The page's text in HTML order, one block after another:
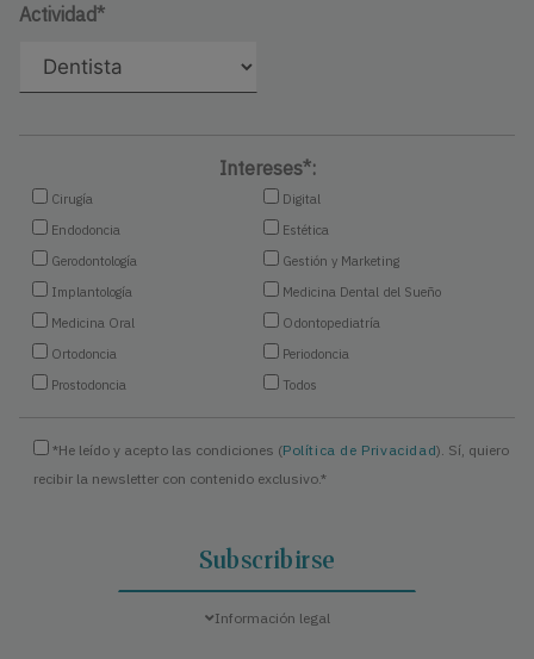
Actividad*
Intereses*:
Cirugía
Digital
Endodoncia
Estética
Gerodontología
Gestión y Marketing
Implantología
Medicina Dental del Sueño
Medicina Oral
Odontopediatría
Ortodoncia
Periodoncia
Prostodoncia
Todos
*He leído y acepto las condiciones (Política de Privacidad). Sí, quiero
recibir la newsletter con contenido exclusivo.*
Información legal